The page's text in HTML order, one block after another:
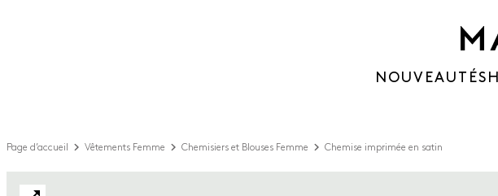
NOUVEAUTÉS
Page d’accueil Vêtements Femme Chemisiers et Blouses Femme Chemise imprimée en satin